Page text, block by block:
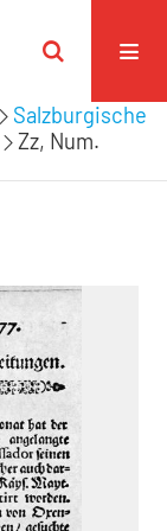
Salzburgische
Zz, Num.